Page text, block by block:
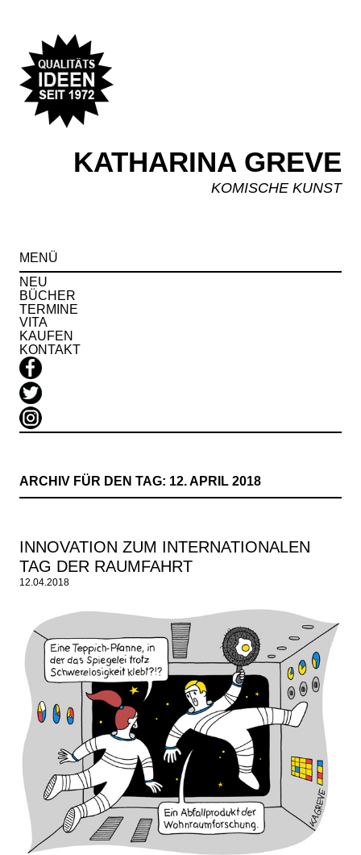
KATHARINA GREVE
KOMISCHE KUNST
MENÜ
NEU
BÜCHER
TERMINE
VITA
KAUFEN
KONTAKT
ARCHIV FÜR DEN TAG: 12. APRIL 2018
INNOVATION ZUM INTERNATIONALEN
TAG DER RAUMFAHRT
12.04.2018